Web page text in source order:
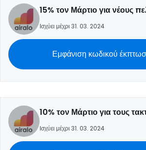
15% τον Μάρτιο για νέους
Ισχύει μέχρι 31. 03. 2024
Εμφάνιση κωδικού
10% τον Μάρτιο για τους
Ισχύει μέχρι 31. 03. 2024